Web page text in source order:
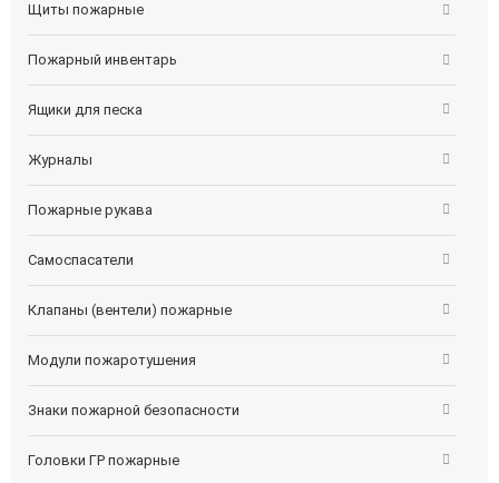
Щиты пожарные
Пожарный инвентарь
Ящики для песка
Журналы
Пожарные рукава
Самоспасатели
Клапаны (вентели) пожарные
Модули пожаротушения
Знаки пожарной безопасности
Головки ГР пожарные